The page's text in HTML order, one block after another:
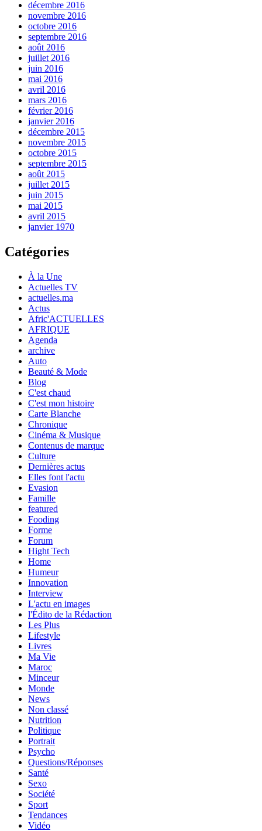
décembre 2016
novembre 2016
octobre 2016
septembre 2016
août 2016
juillet 2016
juin 2016
mai 2016
avril 2016
mars 2016
février 2016
janvier 2016
décembre 2015
novembre 2015
octobre 2015
septembre 2015
août 2015
juillet 2015
juin 2015
mai 2015
avril 2015
janvier 1970
Catégories
À la Une
Actuelles TV
actuelles.ma
Actus
Afric'ACTUELLES
AFRIQUE
Agenda
archive
Auto
Beauté & Mode
Blog
C'est chaud
C'est mon histoire
Carte Blanche
Chronique
Cinéma & Musique
Contenus de marque
Culture
Dernières actus
Elles font l'actu
Evasion
Famille
featured
Fooding
Forme
Forum
Hight Tech
Home
Humeur
Innovation
Interview
L'actu en images
l'Édito de la Rédaction
Les Plus
Lifestyle
Livres
Ma Vie
Maroc
Minceur
Monde
News
Non classé
Nutrition
Politique
Portrait
Psycho
Questions/Réponses
Santé
Sexo
Société
Sport
Tendances
Vidéo